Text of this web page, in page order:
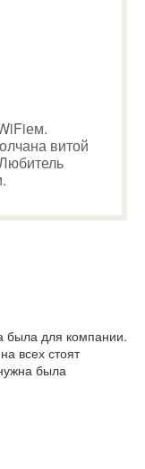
витой
была для компании.
всех стоят
была